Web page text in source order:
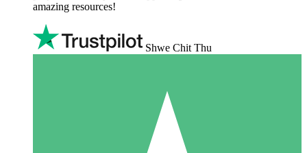
amazing resources!
Shwe Chit Thu